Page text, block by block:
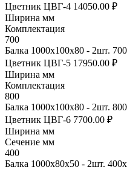
Цветник ЦВГ-4 14050.00 ₽
Ширина мм
Комплектация
700
Балка 1000х100х80 - 2шт.
Цветник ЦВГ-5 17950.00 ₽
Ширина мм
Комплектация
800
Балка 1000х100х80 - 2шт.
Цветник ЦВГ-6 7700.00 ₽
Ширина мм
Сечение мм
400
Балка 1000х80х50 - 2шт.